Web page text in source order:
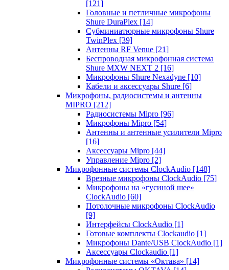
[121]
Головные и петличные микрофоны
Shure DuraPlex [14]
Субминиатюрные микрофоны Shure
TwinPlex [39]
Антенны RF Venue [21]
Беспроводная микрофонная система
Shure MXW NEXT 2 [16]
Микрофоны Shure Nexadyne [10]
Кабели и аксессуары Shure [6]
Микрофоны, радиосистемы и антенны
MIPRO [212]
Радиосистемы Mipro [96]
Микрофоны Mipro [54]
Антенны и антенные усилители Mipro
[16]
Аксессуары Mipro [44]
Управление Mipro [2]
Микрофонные системы ClockAudio [148]
Врезные микрофоны ClockAudio [75]
Микрофоны на «гусиной шее»
ClockAudio [60]
Потолочные микрофоны ClockAudio
[9]
Интерфейсы ClockAudio [1]
Готовые комплекты Clockaudio [1]
Микрофоны Dante/USB ClockAudio [1]
Аксессуары Clockaudio [1]
Микрофонные системы «Октава» [14]